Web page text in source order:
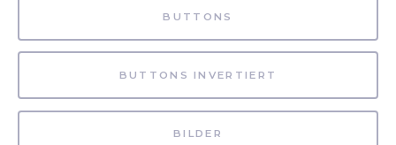
BUTTONS
BUTTONS INVERTIERT
BILDER